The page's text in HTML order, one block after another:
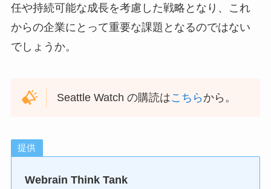
任や持続可能な成長を考慮した戦略となり、これ
からの企業にとって重要な課題となるのではない
でしょうか。
Seattle Watch の購読はこちら から。
提供
Webrain Think Tank